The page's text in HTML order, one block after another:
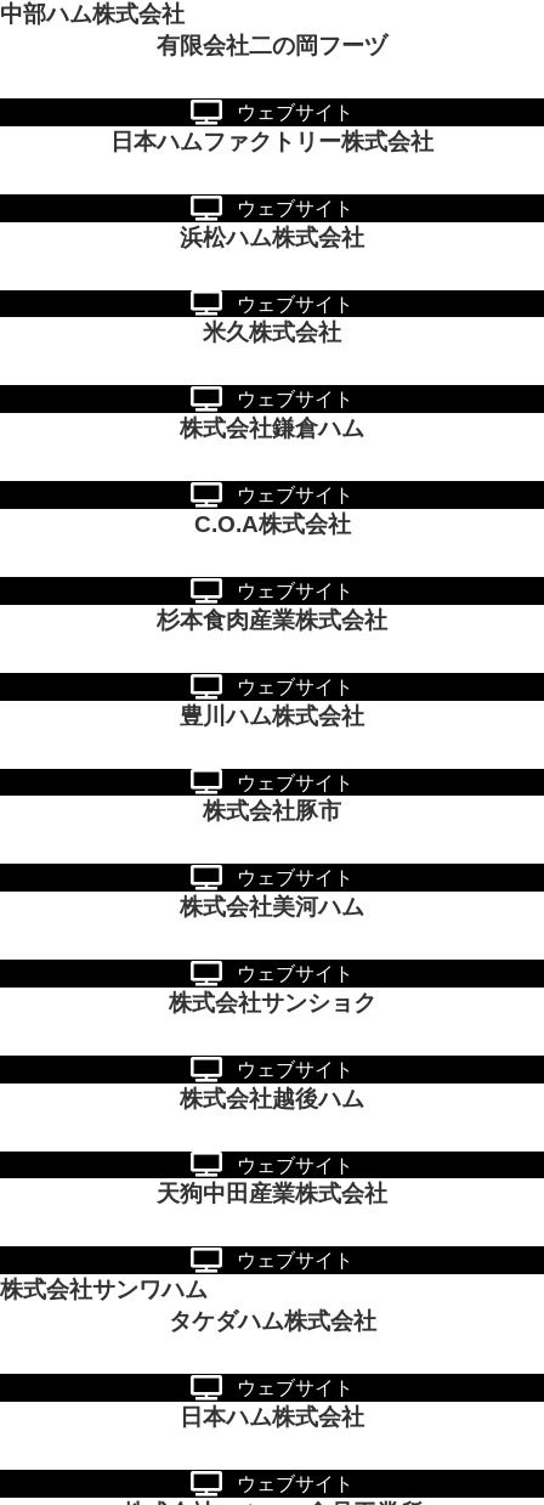
中部ハム株式会社
有限会社二の岡フーヅ
ウェブサイト
日本ハムファクトリー株式会社
ウェブサイト
浜松ハム株式会社
ウェブサイト
米久株式会社
ウェブサイト
株式会社鎌倉ハム
ウェブサイト
C.O.A株式会社
ウェブサイト
杉本食肉産業株式会社
ウェブサイト
豊川ハム株式会社
ウェブサイト
株式会社豚市
ウェブサイト
株式会社美河ハム
ウェブサイト
株式会社サンショク
ウェブサイト
株式会社越後ハム
ウェブサイト
天狗中田産業株式会社
ウェブサイト
株式会社サンワハム
タケダハム株式会社
ウェブサイト
日本ハム株式会社
ウェブサイト